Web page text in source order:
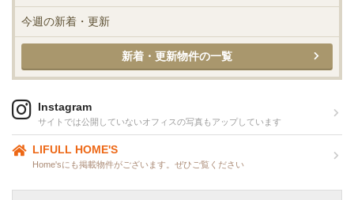
今週の新着・更新
新着・更新物件の一覧
Instagram
サイトでは公開していないオフィスの写真もアップしています
LIFULL HOME'S
Home'sにも掲載物件がございます。ぜひご覧ください